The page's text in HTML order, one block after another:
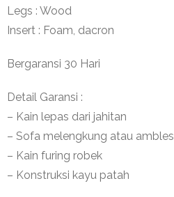
Legs : Wood
Insert : Foam, dacron
Bergaransi 30 Hari
Detail Garansi :
– Kain lepas dari jahitan
– Sofa melengkung atau ambles
– Kain furing robek
– Konstruksi kayu patah